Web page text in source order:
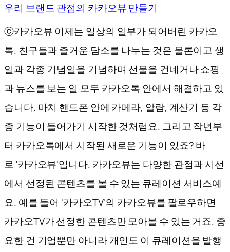
우리 브랜드 관점의 카카오뷰 만들기
ⓒ카카오뷰 이제는 일상의 일부가 되어버린 카카오
톡. 친구들과 즐거운 담소를 나누는 것은 물론이고 생
일과 각종 기념일을 기념하며 선물을 건네거나 쇼핑
과 뉴스를 보는 일 모두 카카오톡 안에서 해결하고 있
습니다. 마치 핸드폰 안에 카메라, 알람, 계산기 등 각
종 기능이 들어가기 시작한 것처럼요. 그리고 작년부
터 카카오톡에서 시작된 새로운 기능이 있죠? 바
로 '카카오뷰'입니다. 카카오뷰는 다양한 관점과 시선
에서 선정된 콘텐츠를 볼 수 있는 큐레이션 서비스예
요. 예를 들어 '카카오TV'의 카카오뷰를 팔로우하면
카카오TV가 선정한 콘텐츠만 모아볼 수 있는 거죠. 중
요한 건 기업뿐만 아니라 개인도 이 큐레이션을 발행